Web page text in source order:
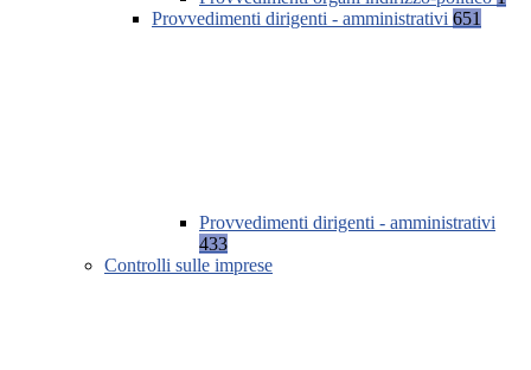
Provvedimenti dirigenti - amministrativi 651
Provvedimenti dirigenti - amministrativi
433
Controlli sulle imprese